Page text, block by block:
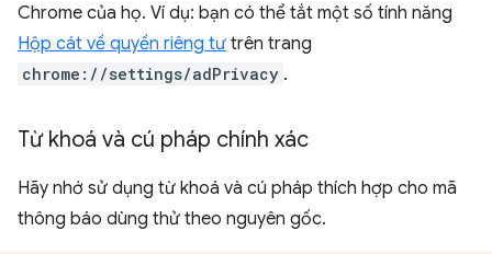
Chrome của họ. Ví dụ: bạn có thể tắt một số tính năng
Hộp cát về quyền riêng tư trên trang
chrome://settings/adPrivacy .
Từ khoá và cú pháp chính xác
Hãy nhớ sử dụng từ khoá và cú pháp thích hợp cho mã
thông báo dùng thử theo nguyên gốc.